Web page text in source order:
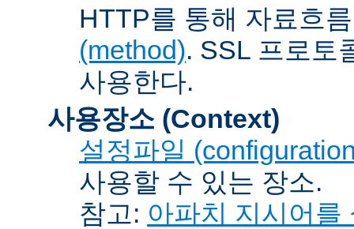
HTTP를 통해 자료흐
(method). SSL 프로토
사용한다.
사용장소 (Context)
설정파일
사용할 수 있는 장소.
참고: 아파치 지시어를